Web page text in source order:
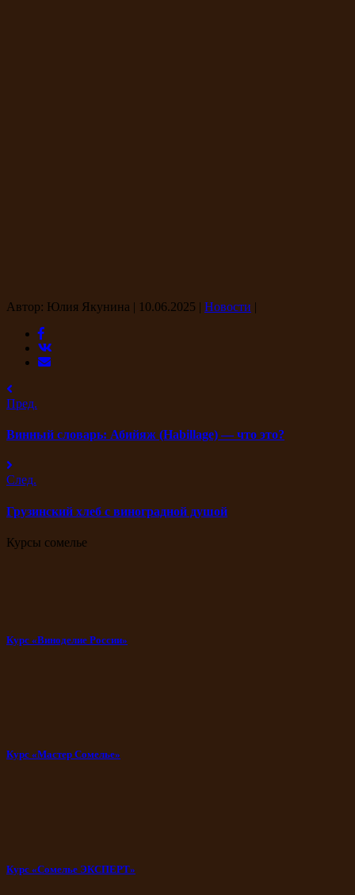
Автор: Юлия Якунина | 10.06.2025 | Новости |
Пред.
Винный словарь: Абийяж (Habillage) — что это?
След.
Грузинский хлеб с виноградной душой
Курсы сомелье
Курс «Виноделие России»
Курс «Мастер Сомелье»
Курс «Сомелье ЭКСПЕРТ»